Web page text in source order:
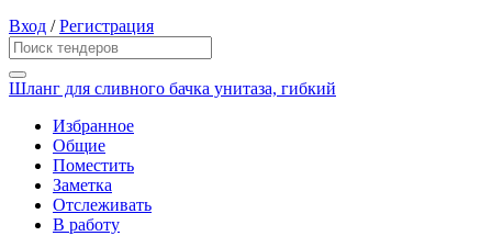
Вход /Регистрация
Шланг для сливного бачка унитаза, гибкий
Избранное
Общие
Поместить
Заметка
Отслеживать
В работу